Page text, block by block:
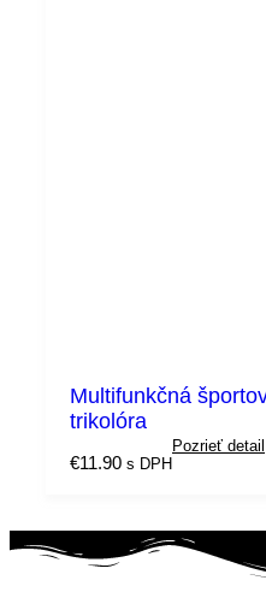
Multifunkčná
trikolóra
€11.90 s DPH
Pozrieť detail